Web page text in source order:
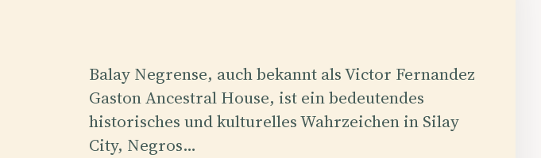
Balay Negrense, auch bekannt als Victor Fernandez
Gaston Ancestral House, ist ein bedeutendes
historisches und kulturelles Wahrzeichen in Silay
City, Negros…